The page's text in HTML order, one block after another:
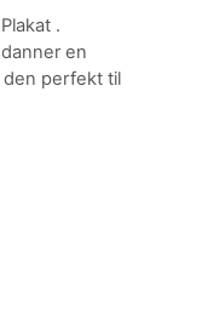
.
en
den perfekt til